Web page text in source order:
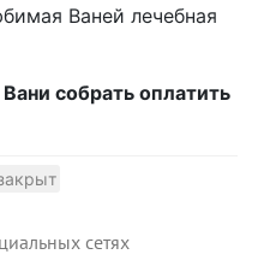
Ваней лечебная
собрать оплатить
сетях